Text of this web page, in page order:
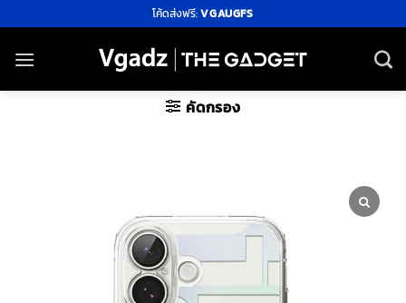
ไป
ยัง
โค้ดส่งฟรี:VGAUGFS
คัดกรอง